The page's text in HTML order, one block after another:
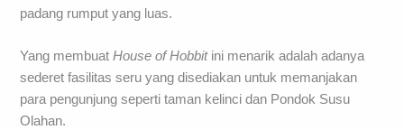
padang rumput yang luas.
Yang membuatHouse of Hobbitini menarik adalah adanya
sederet fasilitas seru yang disediakan untuk memanjakan
para pengunjung seperti taman kelinci dan Pondok Susu
Olahan.